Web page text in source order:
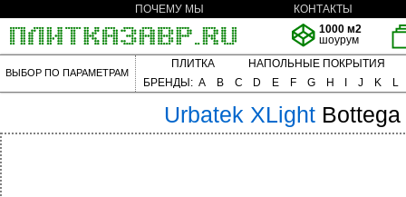
ПОЧЕМУ МЫ
КОНТАКТЫ
1000 м2
шоурум
ВЫБОР ПО ПАРАМЕТРАМ
ПЛИТКА
НАПОЛЬНЫЕ ПОКРЫТИЯ
БРЕНДЫ: A B C D E F G H J K L
Urbatek XLight